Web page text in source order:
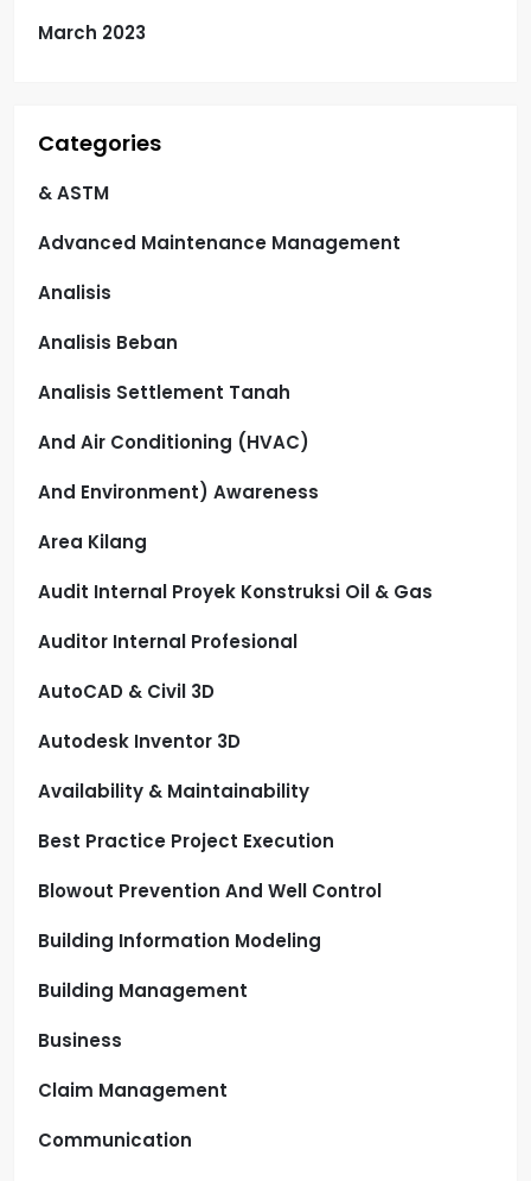
March 2023
Categories
& ASTM
Advanced Maintenance Management
Analisis
Analisis Beban
Analisis Settlement Tanah
And Air Conditioning (HVAC)
And Environment) Awareness
Area Kilang
Audit Internal Proyek Konstruksi Oil & Gas
Auditor Internal Profesional
AutoCAD & Civil 3D
Autodesk Inventor 3D
Availability & Maintainability
Best Practice Project Execution
Blowout Prevention And Well Control
Building Information Modeling
Building Management
Business
Claim Management
Communication